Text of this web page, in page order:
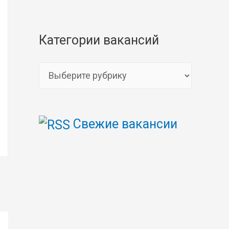
Категории вакансий
е
Свежие вакансии